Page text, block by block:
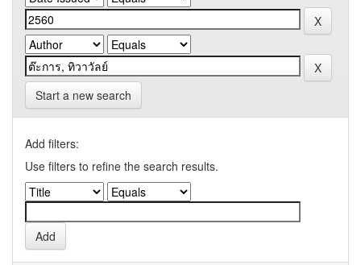
Start a new search
Add filters:
Use filters to refine the search results.